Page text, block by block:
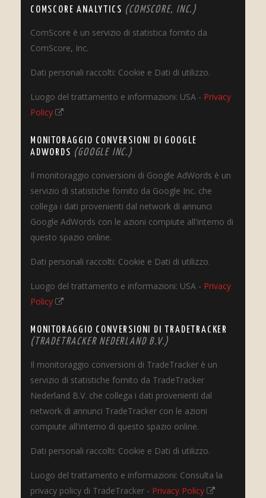
COMSCORE ANALYTICS (COMSCORE, INC.)
ComScore è un servizio di statistica fornito da
ComScore, Inc.
Dati personali raccolti: Cookie e Dati di utilizzo.
Luogo del trattamento e informazioni: USA - Privacy
Policy
MONITORAGGIO CONVERSIONI DI GOOGLE
ADWORDS (GOOGLE INC.)
Il monitoraggio conversioni di Google AdWords è un
servizio di statistiche fornito da Google Inc. che
collega i dati provenienti dal network di annunci
Google AdWords con le azioni compiute all'interno di
questo spazio online.
Dati personali raccolti: Cookie e Dati di utilizzo.
Luogo del trattamento e informazioni: USA - Privacy
Policy
MONITORAGGIO CONVERSIONI DI TRADETRACKER
(TRADETRACKER NEDERLAND B.V.)
Il monitoraggio conversioni di TradeTracker è un
servizio di statistiche fornito da TradeTracker
Nederland B.V. che collega i dati provenienti dal
network di annunci TradeTracker con le azioni
compiute all'interno di questo spazio online.
Dati personali raccolti: Cookie e Dati di utilizzo.
Luogo del trattamento e informazioni: Consulta la
privacy policy di TradeTracker - Privacy Policy